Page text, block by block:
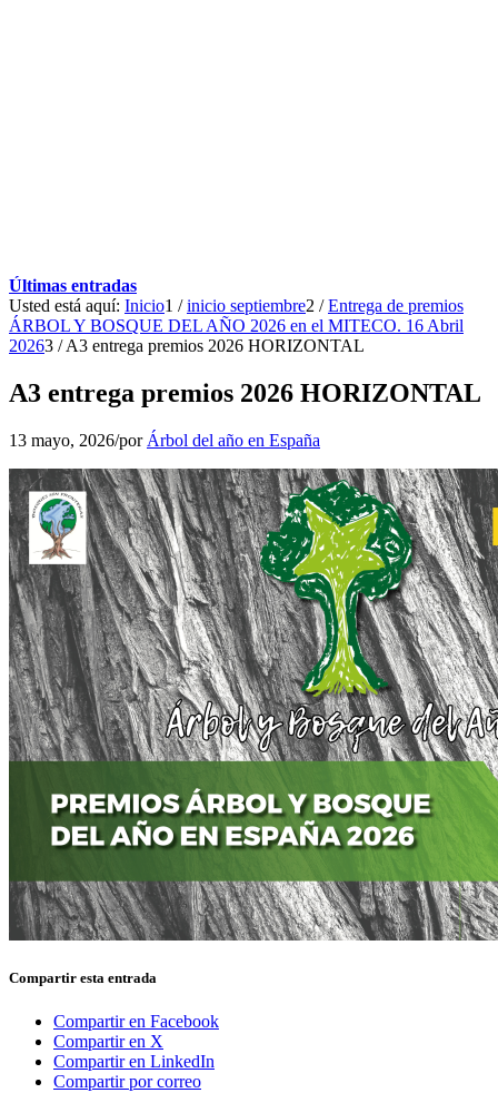
Últimas entradas
Usted está aquí: Inicio1 / inicio septiembre2 / Entrega de premios
ÁRBOL Y BOSQUE DEL AÑO 2026 en el MITECO. 16 Abril
20263 / A3 entrega premios 2026 HORIZONTAL
A3 entrega premios 2026 HORIZONTAL
13 mayo, 2026/por Árbol del año en España
Compartir esta entrada
Compartir en Facebook
Compartir en X
Compartir en LinkedIn
Compartir por correo